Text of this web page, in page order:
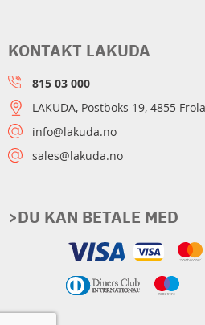
>DU KAN BETALE MED
KONTAKT LAKUDA
815 03 000
LAKUDA, Postboks 19, 4855
info@lakuda.no
sales@lakuda.no